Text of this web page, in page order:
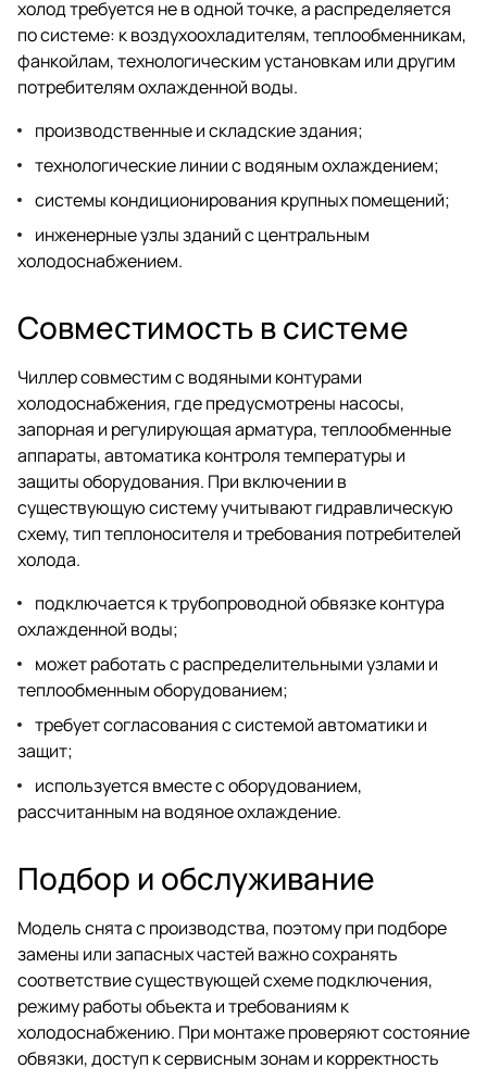
холод требуется не в одной точке, а распределяется
по системе: к воздухоохладителям, теплообменникам,
фанкойлам, технологическим установкам или другим
потребителям охлажденной воды.
производственные и складские здания;
технологические линии с водяным охлаждением;
системы кондиционирования крупных помещений;
инженерные узлы зданий с центральным
холодоснабжением.
Совместимость в системе
Чиллер совместим с водяными контурами
холодоснабжения, где предусмотрены насосы,
запорная и регулирующая арматура, теплообменные
аппараты, автоматика контроля температуры и
защиты оборудования. При включении в
существующую систему учитывают гидравлическую
схему, тип теплоносителя и требования потребителей
холода.
подключается к трубопроводной обвязке контура
охлажденной воды;
может работать с распределительными узлами и
теплообменным оборудованием;
требует согласования с системой автоматики и
защит;
используется вместе с оборудованием,
рассчитанным на водяное охлаждение.
Подбор и обслуживание
Модель снята с производства, поэтому при подборе
замены или запасных частей важно сохранять
соответствие существующей схеме подключения,
режиму работы объекта и требованиям к
холодоснабжению. При монтаже проверяют состояние
обвязки, доступ к сервисным зонам и корректность